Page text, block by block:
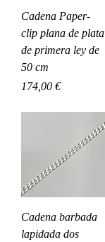
Cadena Paper-
clip plana de plata
de primera ley de
50 cm
Precio
174,00 €
Cadena barbada
lapidada dos